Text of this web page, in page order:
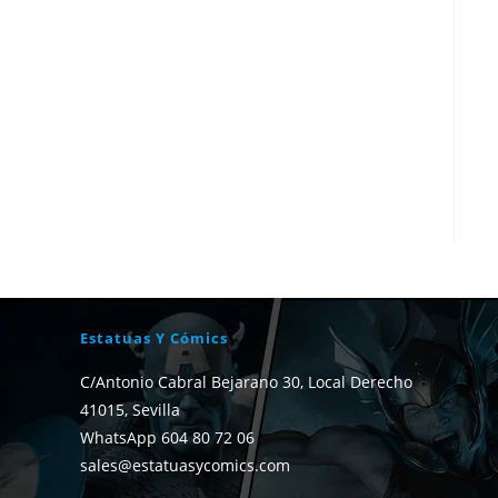
Estatuas Y Cómics
C/Antonio Cabral Bejarano 30, Local Derecho
41015, Sevilla
WhatsApp 604 80 72 06
sales@estatuasycomics.com